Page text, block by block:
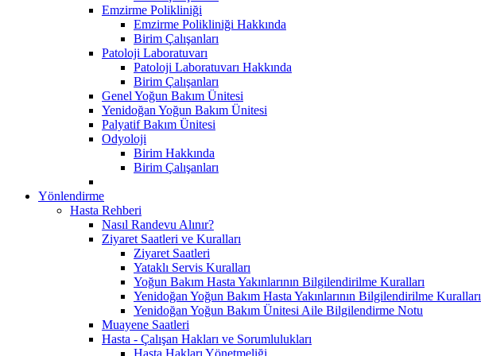
Emzirme Polikliniği
Emzirme Polikliniği Hakkında
Birim Çalışanları
Patoloji Laboratuvarı
Patoloji Laboratuvarı Hakkında
Birim Çalışanları
Genel Yoğun Bakım Ünitesi
Yenidoğan Yoğun Bakım Ünitesi
Palyatif Bakım Ünitesi
Odyoloji
Birim Hakkında
Birim Çalışanları
Yönlendirme
Hasta Rehberi
Nasıl Randevu Alınır?
Ziyaret Saatleri ve Kuralları
Ziyaret Saatleri
Yataklı Servis Kuralları
Yoğun Bakım Hasta Yakınlarının Bilgilendirilme Kuralları
Yenidoğan Yoğun Bakım Hasta Yakınlarının Bilgilendirilme Kuralları
Yenidoğan Yoğun Bakım Ünitesi Aile Bilgilendirme Notu
Muayene Saatleri
Hasta - Çalışan Hakları ve Sorumlulukları
Hasta Hakları Yönetmeliği